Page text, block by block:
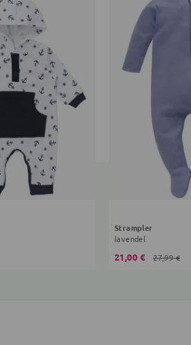
Strampler
lavendel
21,00 € 27,99 €